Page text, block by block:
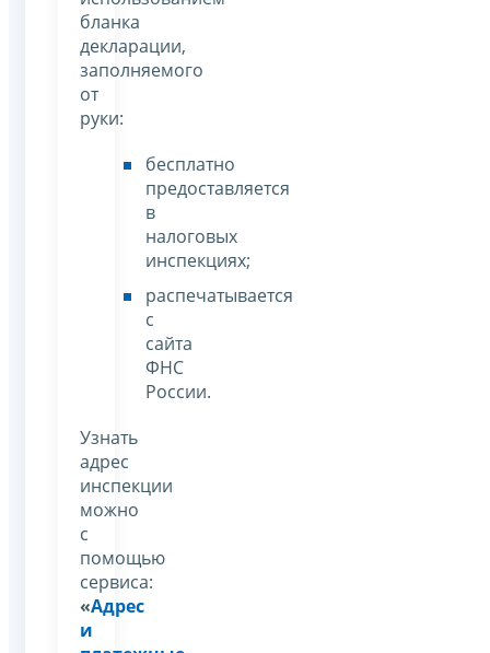
бланка
декларации,
заполняемого
от
руки:
бесплатно
предоставляется
в
налоговых
инспекциях;
распечатывается
с
сайта
ФНС
России.
Узнать
адрес
инспекции
можно
с
помощью
сервиса:
«Адрес
и